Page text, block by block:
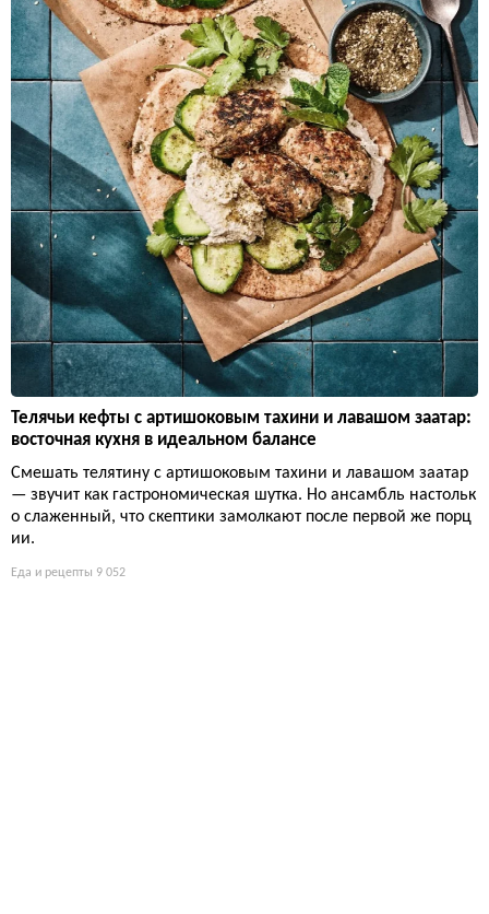
Телячьи кефты с артишоковым тахини и лавашом заатар:
восточная кухня в идеальном балансе
Смешать телятину с артишоковым тахини и лавашом заатар
— звучит как гастрономическая шутка. Но ансамбль настольк
о слаженный, что скептики замолкают после первой же порц
ии.
Еда и рецепты 9 052